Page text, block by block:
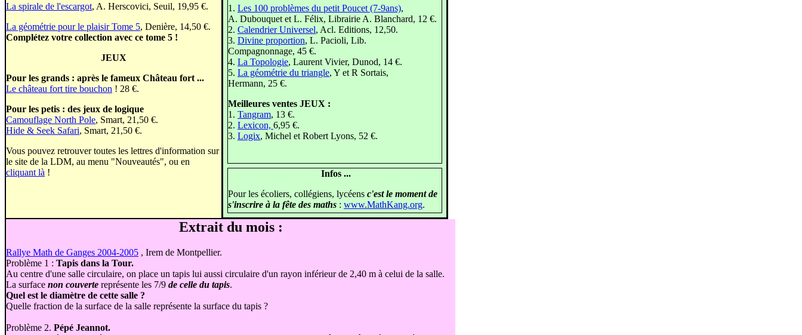
La spirale de l'escargot, A. Herscovici, Seuil, 19,95 €.
La géométrie pour le plaisir Tome 5, Denière, 14,50 €.
Complétez votre collection avec ce tome 5 !
JEUX
Pour les grands : après le fameux Château fort ...
Le château fort tire bouchon ! 28 €.
Pour les petis : des jeux de logique
Camouflage North Pole, Smart, 21,50 €.
Hide & Seek Safari, Smart, 21,50 €.
Vous pouvez retrouver toutes les lettres d'information sur
le site de la LDM, au menu "Nouveautés", ou en
cliquant là !
1. Les 100 problèmes du petit Poucet (7-9ans),
A. Dubouquet et L. Félix, Librairie A. Blanchard, 12 €.
2. Calendrier Universel, Acl. Editions, 12,50.
3. Divine proportion, L. Pacioli, Lib.
Compagnonnage, 45 €.
4. La Topologie, Laurent Vivier, Dunod, 14 €.
5. La géométrie du triangle, Y et R Sortais,
Hermann, 25 €.
Meilleures ventes JEUX :
1. Tangram, 13 €.
2. Lexicon, 6,95 €.
3. Logix, Michel et Robert Lyons, 52 €.
Infos ...
Pour les écoliers, collégiens, lycéens c'est le moment de
s'inscrire à la fête des maths : www.MathKang.org.
Extrait du mois :
Rallye Math de Ganges 2004-2005 , Irem de Montpellier.
Problème 1 : Tapis dans la Tour.
Au centre d'une salle circulaire, on place un tapis lui aussi circulaire d'un rayon inférieur de 2,40 m à celui de la salle.
La surface non couverte représente les 7/9 de celle du tapis.
Quel est le diamètre de cette salle ?
Quelle fraction de la surface de la salle représente la surface du tapis ?
Problème 2. Pépé Jeannot.